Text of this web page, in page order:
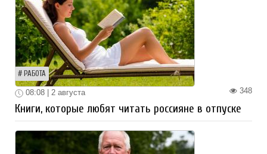
РАБОТА
348
08:08 | 2 августа
Книги, которые любят читать россияне в отпуске